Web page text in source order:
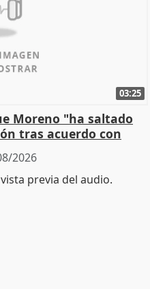
03:25
Moreno "ha saltado
tras acuerdo con
2026